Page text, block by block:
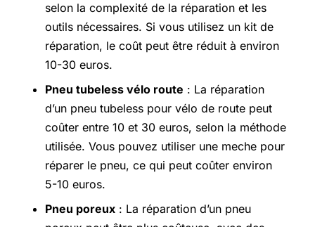
selon la complexité de la réparation et les
outils nécessaires. Si vous utilisez un kit de
réparation, le coût peut être réduit à environ
10-30 euros.
Pneu tubeless vélo route : La réparation
d’un pneu tubeless pour vélo de route peut
coûter entre 10 et 30 euros, selon la méthode
utilisée. Vous pouvez utiliser une meche pour
réparer le pneu, ce qui peut coûter environ
5-10 euros.
Pneu poreux : La réparation d’un pneu